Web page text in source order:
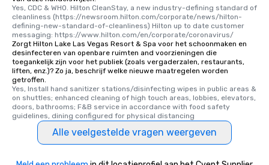
Yes, CDC & WHO. Hilton CleanStay, a new industry-defining standard of
cleanliness (https://newsroom.hilton.com/corporate/news/hilton-
defining-new-standard-of-cleanliness) Hilton up to date customer
messaging: https://www.hilton.com/en/corporate/coronavirus/
Zorgt Hilton Lake Las Vegas Resort & Spa voor het schoonmaken en
desinfecteren van openbare ruimten and voorzieningen die
toegankelijk zijn voor het publiek (zoals vergaderzalen, restaurants,
liften, enz.)? Zo ja, beschrijf welke nieuwe maatregelen worden
getroffen.
Yes, Install hand sanitizer stations/disinfecting wipes in public areas &
on shuttles; enhanced cleaning of high touch areas, lobbies, elevators,
doors, bathrooms; F&B service in accordance with food safety
guidelines, dining configured for physical distancing
Alle veelgestelde vragen weergeven